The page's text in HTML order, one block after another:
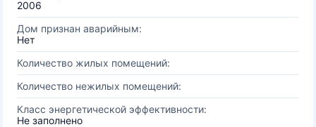
2006
Дом признан аварийным:
Нет
Количество жилых помещений:
Количество нежилых помещений:
Класс энергетической эффективности:
Не заполнено